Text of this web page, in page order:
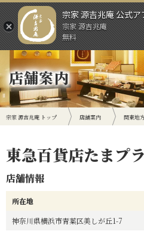
宗家 源吉兆庵 公式ア
宗家 源吉兆庵
無料
メニュー
店舗案内
宗家 源吉兆庵 トップ 店舗案内 関東地
東急百貨店たまプ
店舗情報
所在地
神奈川県横浜市青葉区美しが丘1-7